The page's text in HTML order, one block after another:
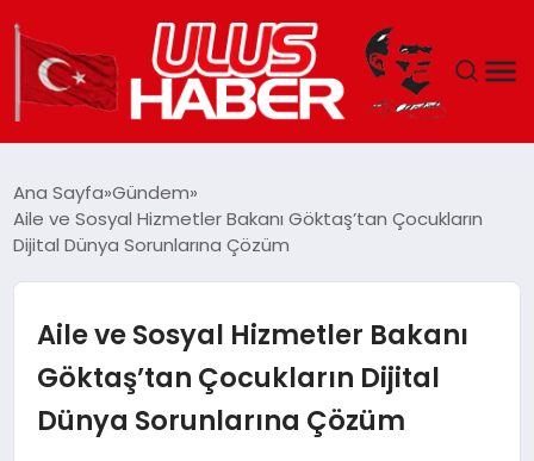
DÜNYA
TEKNOLOJI
Ana Sayfa Gündem
Aile ve Sosyal Hizmetler Bakanı Göktaş’tan Çocukların
Dijital Dünya Sorunlarına Çözüm
Aile ve Sosyal Hizmetler Bakanı
Göktaş’tan Çocukların Dijital
Dünya Sorunlarına Çözüm